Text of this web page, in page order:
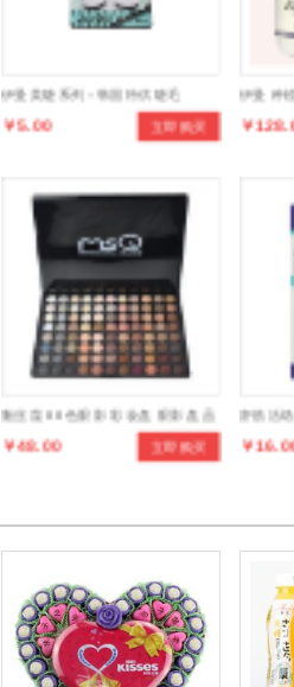
伊曼美睫系列--韩国特供睫毛
立即购买
￥5.00
伊曼 种
睫毛清
￥
魅丝蔻 88色眼影 彩妆盘 眼影盘 品
牌眼影 眼影 立即购买
￥48.00
舒筋活
￥